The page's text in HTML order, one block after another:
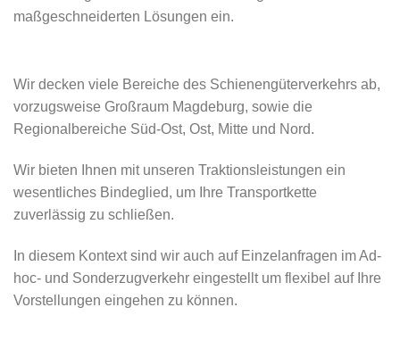
maßgeschneiderten Lösungen ein.
Wir decken viele Bereiche des Schienengüterverkehrs ab,
vorzugsweise Großraum Magdeburg, sowie die
Regionalbereiche Süd-Ost, Ost, Mitte und Nord.
Wir bieten Ihnen mit unseren Traktionsleistungen ein
wesentliches Bindeglied, um Ihre Transportkette
zuverlässig zu schließen.
In diesem Kontext sind wir auch auf Einzelanfragen im Ad-
hoc- und Sonderzugverkehr eingestellt um flexibel auf Ihre
Vorstellungen eingehen zu können.